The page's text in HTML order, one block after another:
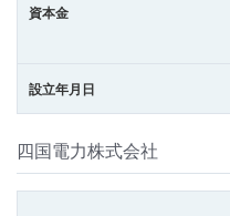
資本金
設立年月日
四国電力株式会社